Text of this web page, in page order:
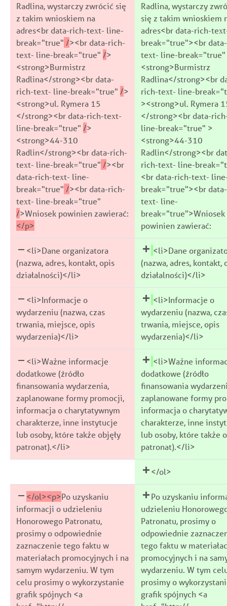
Radlina, wystarczy zwrócić się
z takim wnioskiem na
adres<br data-rich-text- line-
break="true" /><br data-rich-
text- line-break="true" />
<strong>Burmistrz
Radlina</strong><br data-
rich-text- line-break="true" />
<strong>ul. Rymera 15
</strong><br data-rich-text-
line-break="true" />
<strong>44-310
Radlin</strong><br data-rich-
text- line-break="true" /><br
data-rich-text- line-
break="true" /><br data-rich-
text- line-break="true"
/>Wniosek powinien zawierać:
</p>
Radlina, wystarczy
się z takim wnioskiem
adres<br data-rich-
break="true"><br
text- line-break="true"
<strong>Burmistrz
Radlina</strong><br
rich-text- line-
><strong>ul. Rymera
</strong><br data-
line-break="true" >
<strong>44-310
Radlin</strong><br
rich-text- line-
<br data-rich-text-
break="true"><br
text- line-
break="true">Wniosek
powinien zawierać:
<li>Dane organizatora
(nazwa, adres, kontakt, opis
działalności)</li>
<li>Dane
(nazwa, adres, kontakt,
działalności)</li>
<li>Informacje o
wydarzeniu (nazwa, czas
trwania, miejsce, opis
wydarzenia)</li>
<li>Informacje o
wydarzeniu (nazwa,
trwania, miejsce, opis
wydarzenia)</li>
<li>Ważne informacje
dodatkowe (źródło
finansowania wydarzenia,
zaplanowane formy promocji,
informacja o charytatywnym
charakterze, inne instytucje
lub osoby, które także objęły
patronat).</li>
<li>Ważne
dodatkowe (źródło
finansowania
zaplanowane formy
informacja o
charakterze, inne
lub osoby, które także
patronat).</li>
</ol>
</ol><p>Po uzyskaniu
informacji o udzieleniu
Honorowego Patronatu,
prosimy o odpowiednie
zaznaczenie tego faktu w
materiałach promocyjnych i na
samym wydarzeniu. W tym
celu prosimy o wykorzystanie
grafik spójnych <a
Po uzyskaniu
udzieleniu
Patronatu, prosimy o
odpowiednie
tego faktu w
promocyjnych i na
wydarzeniu. W tym
prosimy o
grafik spójnych <a